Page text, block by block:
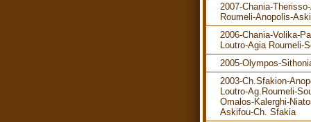
2007-Chania-
Roumeli-Anopolis-
2006-Chania-Volika-
Loutro-Agia Roumeli-
2005-Olympos-
2003-Ch.Sfakion-
Loutro-Ag.Roumeli-
Omalos-Kalerghi-
Askifou-Ch. Sfakia